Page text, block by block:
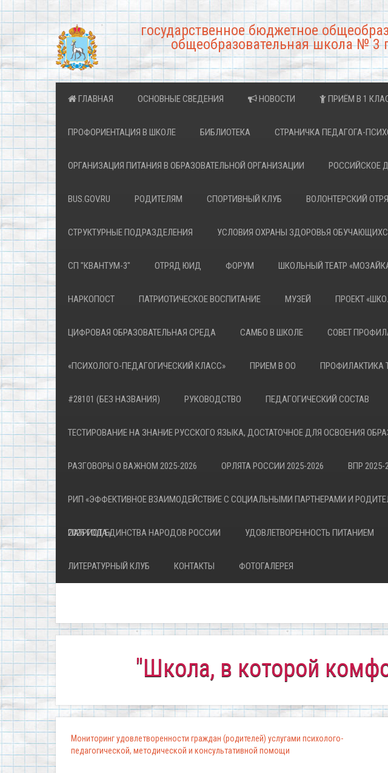
государственное бюджетное
общеобразовательная школа № 3
ГЛАВНАЯ ОСНОВНЫЕ СВЕДЕНИЯ НОВОСТИ ПРИЁМ В 1
ПРОФОРИЕНТАЦИЯ В ШКОЛЕ БИБЛИОТЕКА СТРАНИЧКА ПЕДАГОГА-
ОРГАНИЗАЦИЯ ПИТАНИЯ В ОБРАЗОВАТЕЛЬНОЙ ОРГАНИЗАЦИИ РОССИЙСКОЕ
BUS.GOV.RU РОДИТЕЛЯМ СПОРТИВНЫЙ КЛУБ ВОЛОНТЕРСКИЙ
СТРУКТУРНЫЕ ПОДРАЗДЕЛЕНИЯ УСЛОВИЯ ОХРАНЫ ЗДОРОВЬЯ
СП "КВАНТУМ-3" ОТРЯД ЮИД ФОРУМ ШКОЛЬНЫЙ ТЕАТР
НАРКОПОСТ ПАТРИОТИЧЕСКОЕ ВОСПИТАНИЕ МУЗЕЙ ПРОЕКТ
ЦИФРОВАЯ ОБРАЗОВАТЕЛЬНАЯ СРЕДА САМБО В ШКОЛЕ СОВЕТ
«ПСИХОЛОГО-ПЕДАГОГИЧЕСКИЙ КЛАСС» ПРИЕМ В ОО ПРОФИЛАКТИКА
#28101 (БЕЗ НАЗВАНИЯ) РУКОВОДСТВО ПЕДАГОГИЧЕСКИЙ СОСТАВ
ТЕСТИРОВАНИЕ НА ЗНАНИЕ РУССКОГО ЯЗЫКА, ДОСТАТОЧНОЕ ДЛЯ ОСВОЕНИЯ
РАЗГОВОРЫ О ВАЖНОМ 2025-2026 ОРЛЯТА РОССИИ 2025-2026 ВПР 2025-
РИП «ЭФФЕКТИВНОЕ ВЗАИМОДЕЙСТВИЕ С СОЦИАЛЬНЫМИ ПАРТНЕРАМИ И
ПАТРИОТА»
2026 ГОД ЕДИНСТВА НАРОДОВ РОССИИ УДОВЛЕТВОРЕННОСТЬ ПИТАНИЕМ
ЛИТЕРАТУРНЫЙ КЛУБ КОНТАКТЫ ФОТОГАЛЕРЕЯ
"Школа, в которой комфортно
Мониторинг удовлетворенности граждан (родителей) услугами психолого-
педагогической, методической и консультативной помощи